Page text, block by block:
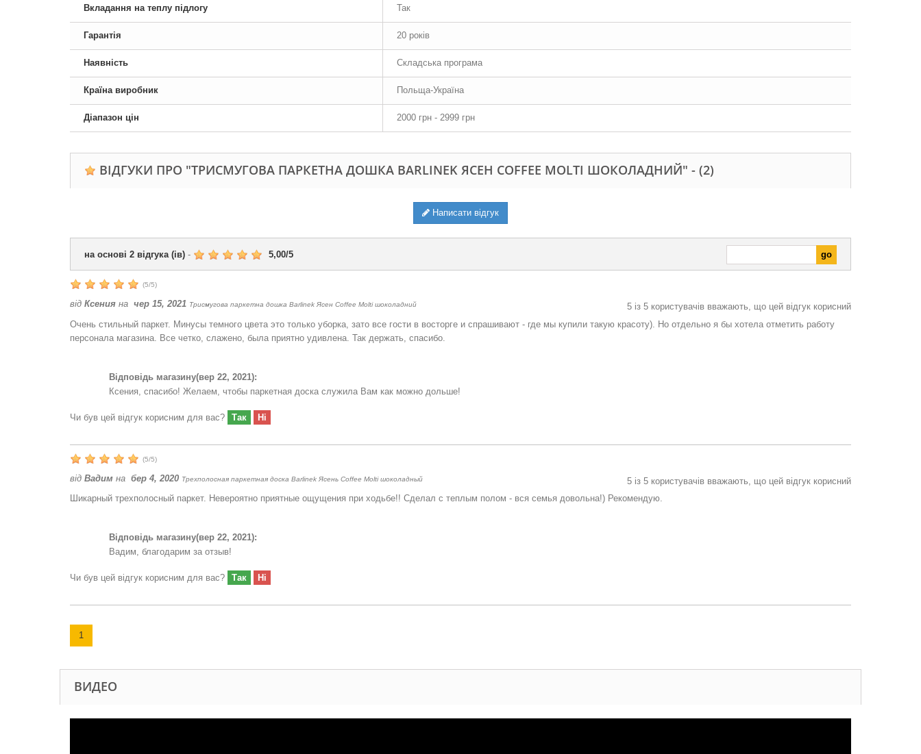
Вкладання на теплу підлогу Так
Гарантія 20 років
Наявність Складська програма
Країна виробник Польща-Україна
Діапазон цін 2000 грн - 2999 грн
ВІДГУКИ ПРО "ТРИCМУГОВА ПАРКЕТНА ДОШКА BARLINEK ЯСЕН COFFEE MOLTI ШОКОЛАДНИЙ" - (2)
Написати відгук
на основі 2 відгука (ів) - 5,00/5
(5/5)
від Ксения на чер 15, 2021 Триcмугова паркетна дошка Barlinek Ясен Coffee Molti шоколадний 5 із 5 користувачів вважають, що цей відгук корисний
Очень стильный паркет. Минусы темного цвета это только уборка, зато все гости в восторге и спрашивают - где мы купили такую красоту). Но отдельно я бы хотела отметить работу
персонала магазина. Все четко, слажено, была приятно удивлена. Так держать, спасибо.
Відповідь магазину(вер 22, 2021):
Ксения, спасибо! Желаем, чтобы паркетная доска служила Вам как можно дольше!
Чи був цей відгук корисним для вас? Так Ні
(5/5)
від Вадим на бер 4, 2020 Трехполосная паркетная доска Barlinek Ясень Coffee Molti шоколадный 5 із 5 користувачів вважають, що цей відгук корисний
Шикарный трехполосный паркет. Невероятно приятные ощущения при ходьбе!! Сделал с теплым полом - вся семья довольна!) Рекомендую.
Відповідь магазину(вер 22, 2021):
Вадим, благодарим за отзыв!
Чи був цей відгук корисним для вас? Так Ні
1
ВИДЕО